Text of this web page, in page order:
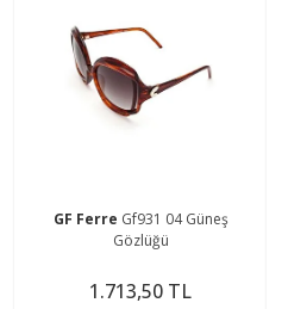
GF Ferre Gf931 04 Güneş
Gözlüğü
1.713,50 TL